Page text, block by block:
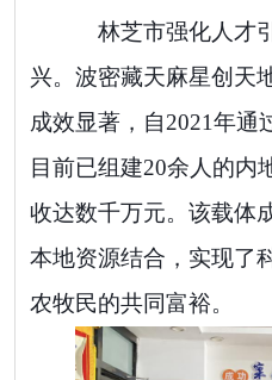
林芝市强化人才
兴。波密藏天麻星创天
成效显著， 自2021年通
目前已组建20余人的内
收达数千万元。该载体
本地资源结合，实现了
农牧民的共同富裕。